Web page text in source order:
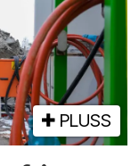
PLUSS